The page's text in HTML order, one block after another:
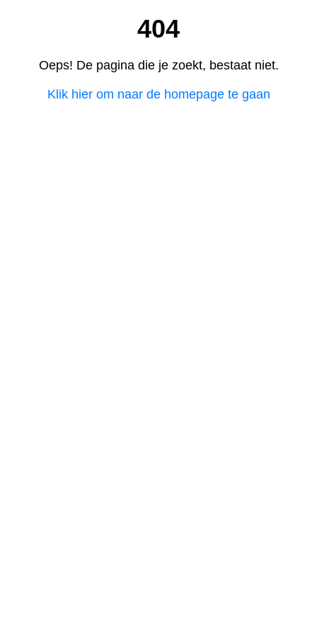
404
Oeps! De pagina die je zoekt, bestaat niet.
Klik hier om naar de homepage te gaan